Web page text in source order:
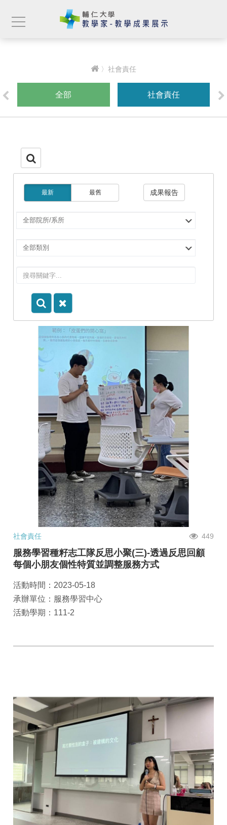
〉社會責任
全部 社會責任
最新 最舊 成果報告
選
所/
所
選
別
社會責任 449
服務學習種籽志工隊反思小聚(三)-透過反思回顧
每個小朋友個性特質並調整服務方式
活動時間：2023-05-18
承辦單位：服務學習中心
活動學期：111-2